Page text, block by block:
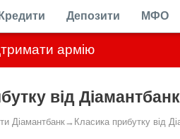
армію
Кредити Депозити МФО
від Діамантбанк
Діамантбанк→ Класика прибутку від